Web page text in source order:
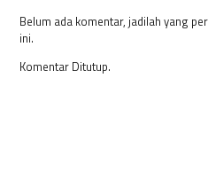
Belum ada komentar, jadilah yang
ini.
Komentar Ditutup.